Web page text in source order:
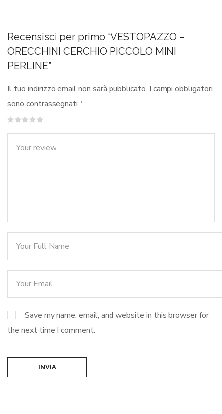
Recensisci per primo “VESTOPAZZO –
ORECCHINI CERCHIO PICCOLO MINI
PERLINE”
Il tuo indirizzo email non sarà pubblicato. I campi obbligatori
sono contrassegnati *
Save my name, email, and website in this browser for
the next time I comment.
INVIA